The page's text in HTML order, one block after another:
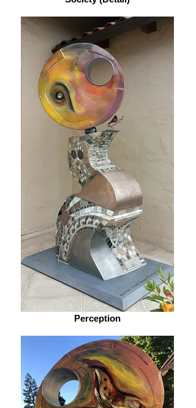
Perception